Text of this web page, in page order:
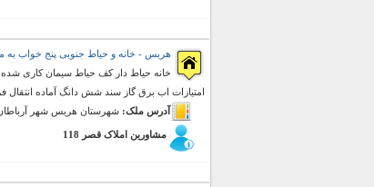
هریس - خانه و حیاط جنوبی پنج خواب به متراژ 500 متر مربع
خانه حیاط دار کف حیاط سیمان کاری
امتیازات اب برق گاز سند شش دانگ آماده
آدرس ملک: شهرستان هریس شهر
مشاورین املاک قصر 118